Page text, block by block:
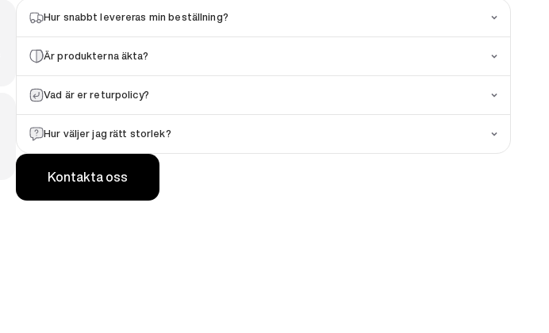
Hur snabbt levereras min beställning?
Är produkterna äkta?
Vad är er returpolicy?
Hur väljer jag rätt storlek?
Kontakta oss